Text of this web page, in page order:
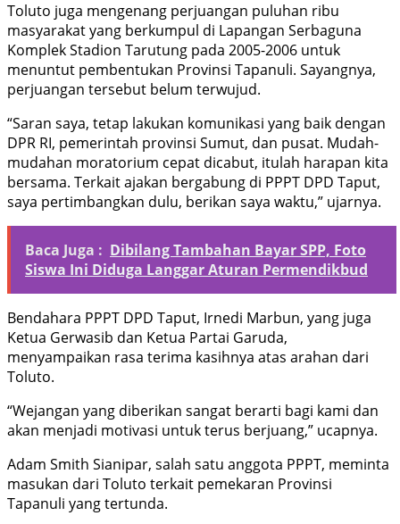
Toluto juga mengenang perjuangan puluhan ribu
masyarakat yang berkumpul di Lapangan Serbaguna
Komplek Stadion Tarutung pada 2005-2006 untuk
menuntut pembentukan Provinsi Tapanuli. Sayangnya,
perjuangan tersebut belum terwujud.
“Saran saya, tetap lakukan komunikasi yang baik dengan
DPR RI, pemerintah provinsi Sumut, dan pusat. Mudah-
mudahan moratorium cepat dicabut, itulah harapan kita
bersama. Terkait ajakan bergabung di PPPT DPD Taput,
saya pertimbangkan dulu, berikan saya waktu,” ujarnya.
Baca Juga : Dibilang Tambahan Bayar SPP, Foto
Siswa Ini Diduga Langgar Aturan Permendikbud
Bendahara PPPT DPD Taput, Irnedi Marbun, yang juga
Ketua Gerwasib dan Ketua Partai Garuda,
menyampaikan rasa terima kasihnya atas arahan dari
Toluto.
“Wejangan yang diberikan sangat berarti bagi kami dan
akan menjadi motivasi untuk terus berjuang,” ucapnya.
Adam Smith Sianipar, salah satu anggota PPPT, meminta
masukan dari Toluto terkait pemekaran Provinsi
Tapanuli yang tertunda.